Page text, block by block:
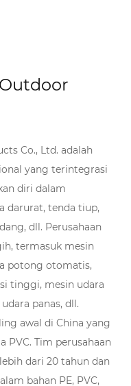
menjadi
penyimpanan
terkena dampak.
inflasi dan
cepat dan upaya
aplikasi, termasuk
di luar ruangan,
Dengan
yang dapat
Tenda
alat penting bagi
bantuan
Co., Ltd. adalah
yang terintegrasi
diri dalam
darurat, tenda tiup,
dll. Perusahaan
termasuk mesin
potong otomatis,
tinggi, mesin udara
panas, dll.
awal di China yang
PVC. Tim perusahaan
dari 20 tahun dan
bahan PE, PVC,